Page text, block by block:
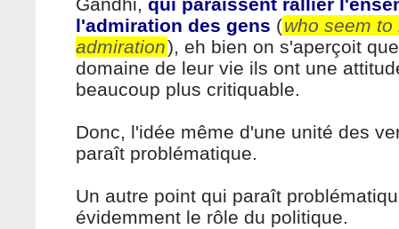
Gandhi, qui paraissent rallier
l'admiration des gens (who seem
admiration), eh bien on s'aperçoit
domaine de leur vie ils ont une
beaucoup plus critiquable.
Donc, l'idée même d'une unité des
paraît problématique.
Un autre point qui paraît
évidemment le rôle du politique.